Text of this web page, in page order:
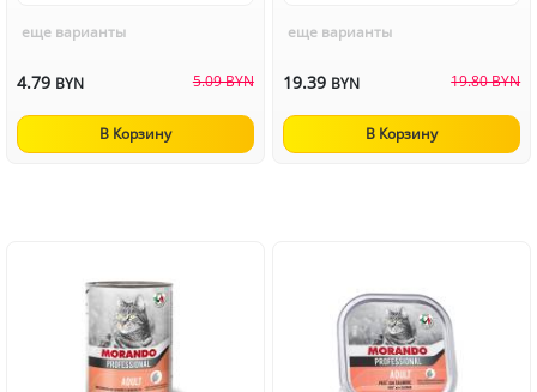
еще варианты
4.79 BYN 5.09 BYN
В Корзину
еще варианты
19.39 BYN 19.80 BYN
В Корзину